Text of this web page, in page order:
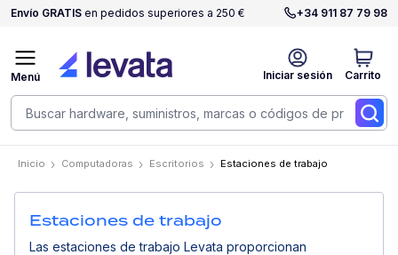
Envío GRATIS en pedidos superiores a 250 € +34 911 87 79 98
Iniciar sesión Carrito
Menú
Inicio Computadoras Escritorios Estaciones de trabajo
Estaciones de trabajo
Las estaciones de trabajo Levata proporcionan